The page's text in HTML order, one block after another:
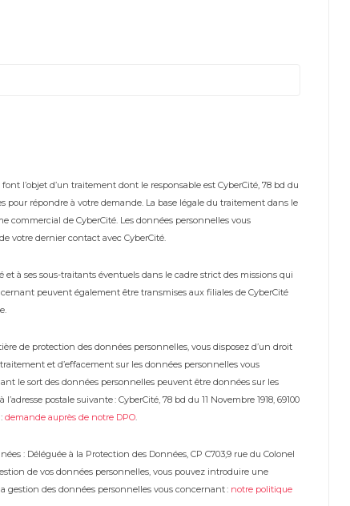
l’objet d’un traitement dont le responsable est CyberCité, 78 bd du
pour répondre à votre demande. La base légale du traitement dans le
commercial de CyberCité. Les données personnelles vous
votre dernier contact avec CyberCité.
à ses sous-traitants éventuels dans le cadre strict des missions qui
peuvent également être transmises aux filiales de CyberCité
de protection des données personnelles, vous disposez d’un droit
et d’effacement sur les données personnelles vous
le sort des données personnelles peuvent être données sur les
postale suivante : CyberCité, 78 bd du 11 Novembre 1918, 69100
demande auprès de notre DPO.
: Déléguée à la Protection des Données, CP C703,9 rue du Colonel
de vos données personnelles, vous pouvez introduire une
gestion des données personnelles vous concernant : notre politique